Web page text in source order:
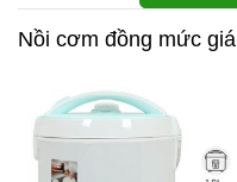
Nồi cơm đồng mức giá